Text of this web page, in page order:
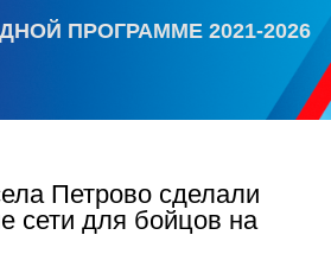
ПРОГРАММЕ 2021-2026
Петрово сделали
сети для бойцов на